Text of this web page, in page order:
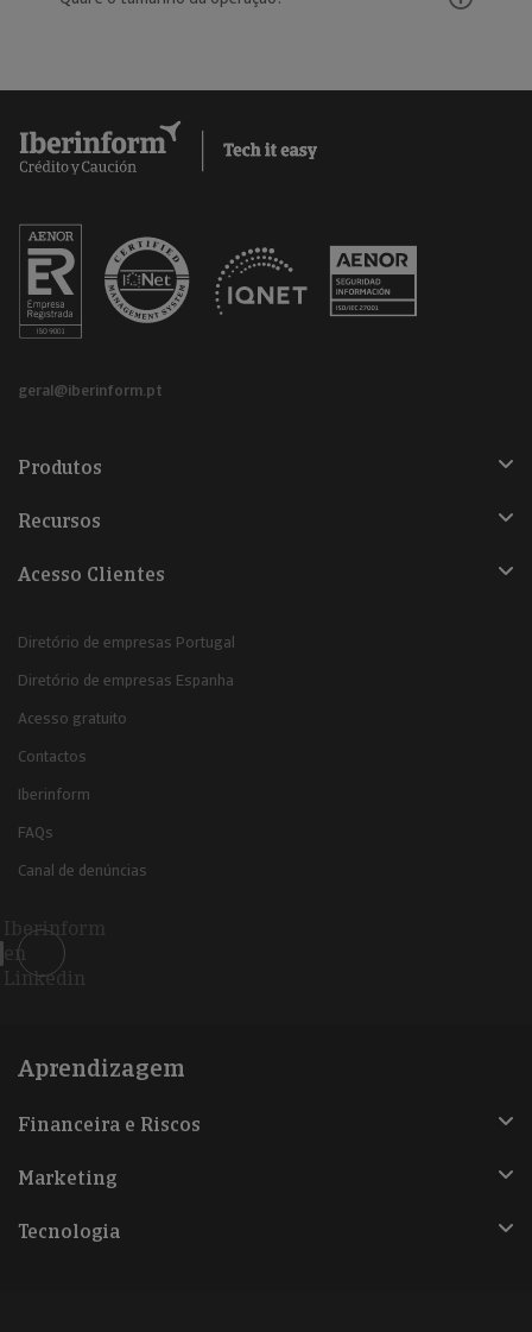
geral@iberinform.pt
Produtos
Recursos
Acesso Clientes
Diretório de empresas Portugal
Diretório de empresas Espanha
Acesso gratuito
Contactos
Iberinform
FAQs
Canal de denúncias
Iberinform
en
Linkedin
Aprendizagem
Financeira e Riscos
Marketing
Tecnologia